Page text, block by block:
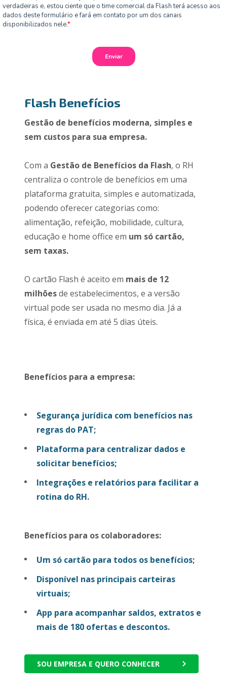
Flash Benefícios
Gestão de benefícios moderna, simples e
sem custos para sua empresa.
Com a Gestão de Benefícios da Flash, o RH
centraliza o controle de benefícios em uma
plataforma gratuita, simples e automatizada,
podendo oferecer categorias como:
alimentação, refeição, mobilidade, cultura,
educação e home office em um só cartão,
sem taxas.
O cartão Flash é aceito em mais de 12
milhõesde estabelecimentos, e a versão
virtual pode ser usada no mesmo dia. Já a
física, é enviada em até 5 dias úteis.
Benefícios para a empresa:
Segurança jurídica com benefícios nas
regras do PAT;
Plataforma para centralizar dados e
solicitar benefícios;
Integrações e relatórios para facilitar a
rotina do RH.
Benefícios para os colaboradores:
Um só cartão para todos os benefícios;
Disponível nas principais carteiras
virtuais;
App para acompanhar saldos, extratos e
mais de 180 ofertas e descontos.
SOU EMPRESA E QUERO CONHECER